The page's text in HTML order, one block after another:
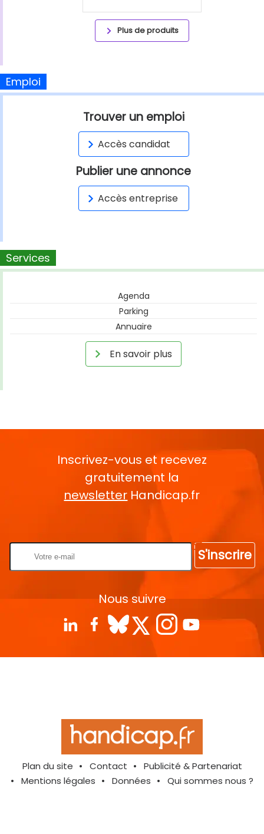
Plus de produits
Emploi
Trouver un emploi
Accès candidat
Publier une annonce
Accès entreprise
Services
Agenda
Parking
Annuaire
En savoir plus
Inscrivez-vous et recevez
gratuitement la
newsletter Handicap.fr
S'inscrire
Nous suivre
Plan du site Contact
Publicité & Partenariat
Mentions légales
Données Qui sommes nous ?